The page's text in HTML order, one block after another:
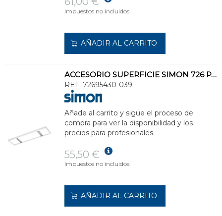
Impuestos no incluidos.
AÑADIR AL CARRITO
ACCESORIO SUPERFICIE SIMON 726 PARA LUMINARIA 120x30mm BLANCO
REF: 72695430-039
Añade al carrito y sigue el proceso de
compra para ver la disponibilidad y los
precios para profesionales.
55,50 €
Impuestos no incluidos.
AÑADIR AL CARRITO